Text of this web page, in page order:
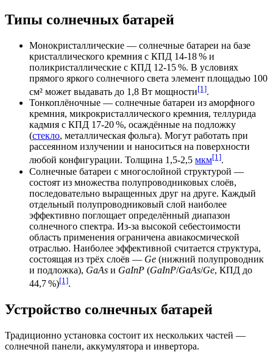
Типы солнечных батарей
Монокристаллические — солнечные батареи на базе
кристаллического кремния с КПД 14-18 % и
поликристаллические с КПД 12-15 %. В условиях
прямого яркого солнечного света элемент площадью 100
см² может выдавать до 1,8 Вт мощности[1].
Тонкоплёночные — солнечные батареи из аморфного
кремния, микрокристаллического кремния, теллурида
кадмия с КПД 17-20 %, осаждённые на подложку
(стекло, металлическая фольга). Могут работать при
рассеянном излучении и наноситься на поверхности
любой конфигурации. Толщина 1,5-2,5 мкм[1].
Солнечные батареи с многослойной структурой —
состоят из множества полупроводниковых слоёв,
последовательно выращенных друг на друге. Каждый
отдельный полупроводниковый слой наиболее
эффективно поглощает определённый диапазон
солнечного спектра. Из-за высокой себестоимости
область применения ограничена авиакосмической
отраслью. Наиболее эффективной считается структура,
состоящая из трёх слоёв — Ge (нижний полупроводник
и подложка), GaAs и GaInP (GaInP/GaAs/Ge, КПД до
44,7 %)[1].
Устройство солнечных батарей
Традиционно установка состоит их нескольких частей —
солнечной панели, аккумулятора и инвертора.